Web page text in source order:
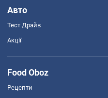
Авто
Тест Драйв
Акції
Food Oboz
Рецепти